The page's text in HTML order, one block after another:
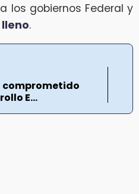
los gobiernos Federal y
.
comprometido
E...